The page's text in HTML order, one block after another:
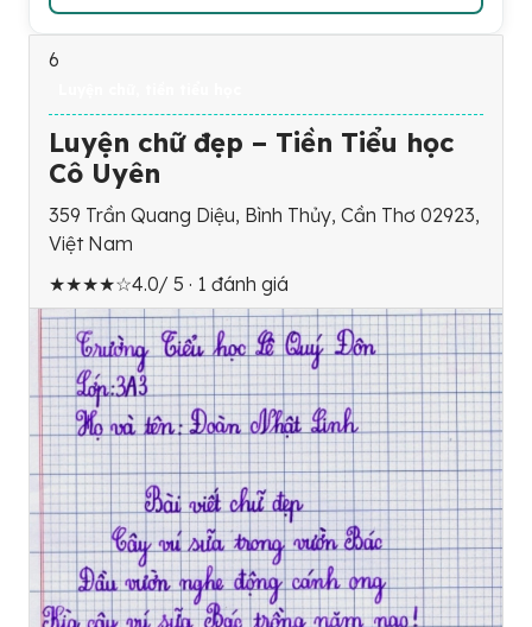
6
Luyện chữ đẹp – Tiền Tiểu học
Cô Uyên
359 Trần Quang Diệu, Bình Thủy, Cần Thơ 02923,
Việt Nam
★★★★☆4.0/ 5 · 1 đánh giá